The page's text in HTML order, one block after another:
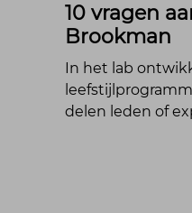
10 vragen
Brookman
In het lab
delen leden of